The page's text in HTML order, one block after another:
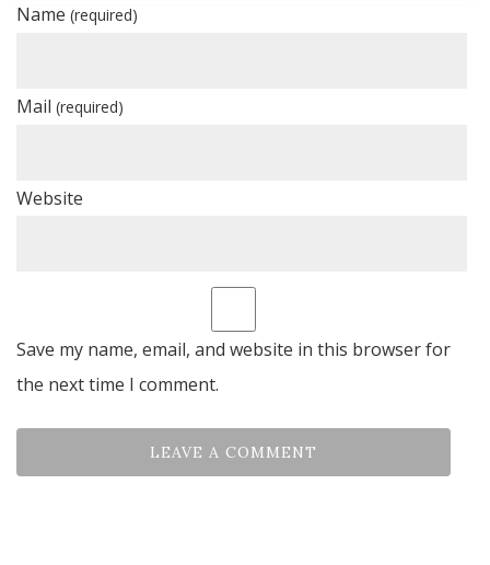
Name (required)
Mail (required)
Website
Save my name, email, and website in this browser for
the next time I comment.